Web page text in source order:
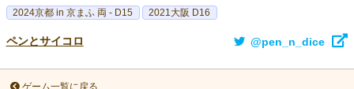
2024京都 in 京まふ 両 - D15 2021大阪 D16
ペンとサイコロ @pen_n_dice